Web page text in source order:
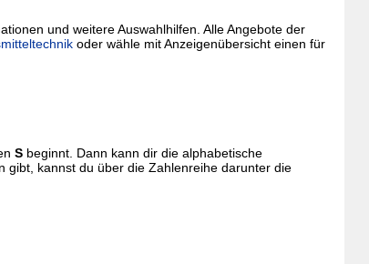
und weitere Auswahlhilfen. Alle Angebote der
oder wähle mit Anzeigenübersicht einen für
Sbeginnt. Dann kann dir die alphabetische
gibt, kannst du über die Zahlenreihe darunter die